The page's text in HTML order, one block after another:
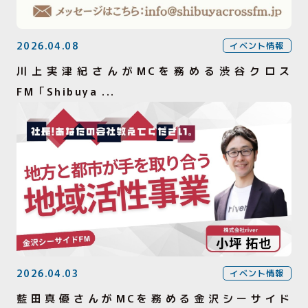
2026.04.08 イベント情報
川上実津紀さんがMCを務める渋谷クロス
FM「Shibuya ...
2026.04.03 イベント情報
藍田真優さんがMCを務める金沢シーサイド